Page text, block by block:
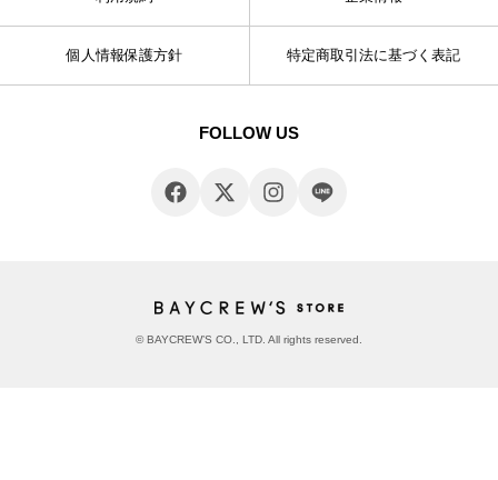
個人情報保護方針 特定商取引法に基づく表記
FOLLOW US
© BAYCREW’S CO., LTD. All rights reserved.